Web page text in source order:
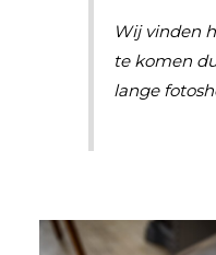
Wij vinden
te komen
lange